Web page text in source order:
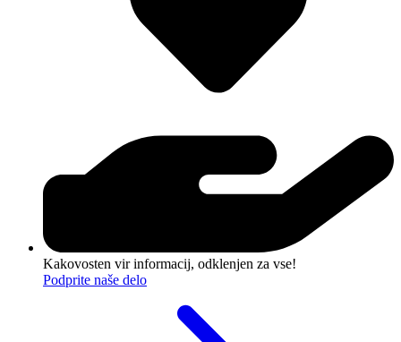
Kakovosten vir informacij, odklenjen za vse!
Podprite naše delo